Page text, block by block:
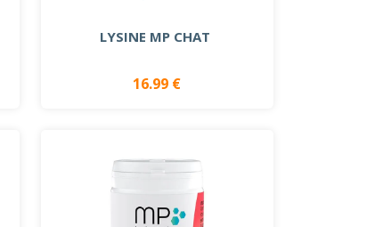
LYSINE MP CHAT
16.99 €